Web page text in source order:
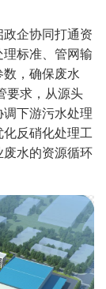
企协同打通资
标准、管网输
，确保废水
要求，从源头
下游污水处理
反硝化处理工
水的资源循环